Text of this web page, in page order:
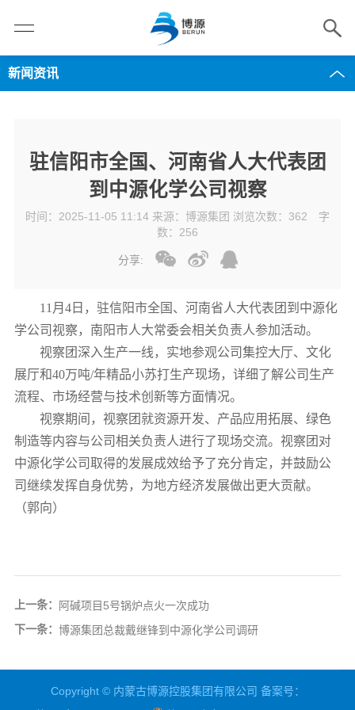
新闻资讯
驻信阳市全国、河南省人大代表团
到中源化学公司视察
时间：2025-11-05 11:14 来源：博源集团 浏览次数：362 字
数： 256
分享:
11月4日，驻信阳市全国、河南省人大代表团到中源化
学公司视察，南阳市人大常委会相关负责人参加活动。
视察团深入生产一线，实地参观公司集控大厅、文化
展厅和40万吨/年精品小苏打生产现场，详细了解公司生产
流程、市场经营与技术创新等方面情况。
视察期间，视察团就资源开发、产品应用拓展、绿色
制造等内容与公司相关负责人进行了现场交流。视察团对
中源化学公司取得的发展成效给予了充分肯定，并鼓励公
司继续发挥自身优势，为地方经济发展做出更大贡献。
（郭向）
上一条：
阿碱项目5号锅炉点火一次成功
下一条： 博源集团总裁戴继锋到中源化学公司调研
Copyright © 内蒙古博源控股集团有限公司 备案号：